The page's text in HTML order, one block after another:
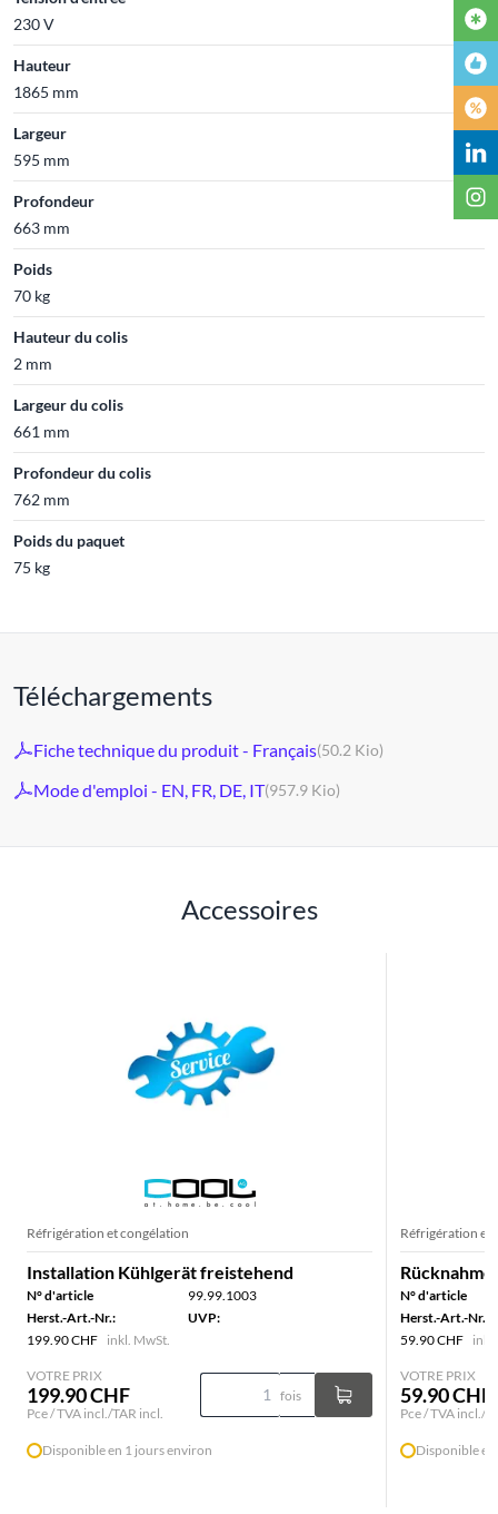
230 V
Hauteur
1865 mm
Largeur
595 mm
Profondeur
663 mm
Poids
70 kg
Hauteur du colis
2 mm
Largeur du colis
661 mm
Profondeur du colis
762 mm
Poids du paquet
75 kg
Téléchargements
Fiche technique du produit - Français(50.2 Kio)
Mode d'emploi - EN, FR, DE, IT(957.9 Kio)
Accessoires
Réfrigération et congélation
Installation Kühlgerät freistehend
N° d'article
99.99.1003
Herst.-Art.-Nr.:
UVP:
199.90 CHF inkl. MwSt.
VOTRE PRIX
199.90 CHF
Pce / TVA incl./TAR incl.
fois
Disponible en 1 jours environ
Réfrigération et
N° d'article
Herst.-Art.-Nr.:
59.90 CHF
VOTRE PRIX
59.90 CHF
Pce / TVA incl./
Disponible